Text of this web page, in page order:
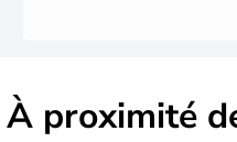
À proximité